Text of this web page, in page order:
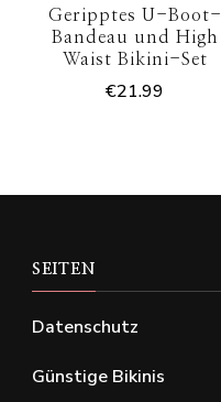
Geripptes U-Boot-
Bandeau und High
Waist Bikini-Set
€21.99
SEITEN
Datenschutz
Günstige Bikinis